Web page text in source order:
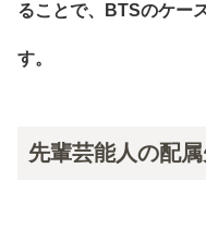
ることで、BTSのケー
す。
先輩芸能人の配